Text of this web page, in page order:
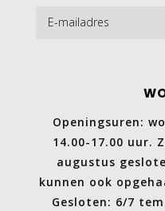
Openingsuren:
14.00-17.00 uur.
augustus
kunnen ook
Gesloten: 6/7